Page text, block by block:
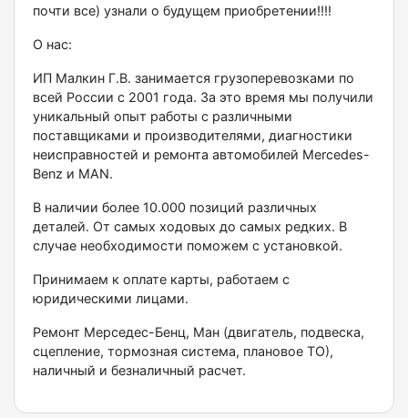
почти все) узнали о будущем приобретении!!!!
О нас:
ИП Малкин Г.В. занимается грузоперевозками по
всей России с 2001 года. За это время мы получили
уникальный опыт работы с различными
поставщиками и производителями, диагностики
неисправностей и ремонта автомобилей Меrсеdеs-
Веnz и МАN.
В наличии более 10.000 позиций различных
деталей. От самых ходовых до самых редких. В
случае необходимости поможем с установкой.
Принимаем к оплате карты, работаем с
юридическими лицами.
Ремонт Мерседес-Бенц, Ман (двигатель, подвеска,
сцепление, тормозная система, плановое ТО),
наличный и безналичный расчет.